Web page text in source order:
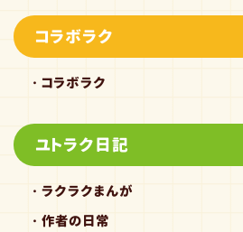
コラボラク
コラボラク
ユトラク日記
ラクラクまんが
作者の日常